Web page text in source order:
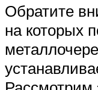
Обратите
на которых